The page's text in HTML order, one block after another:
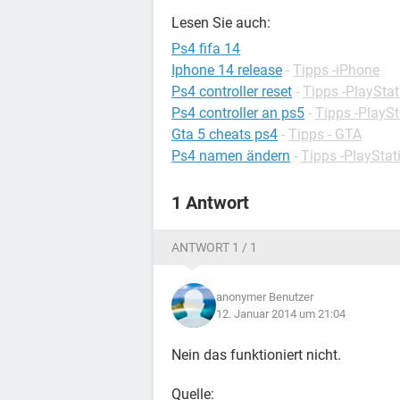
Lesen Sie auch:
Ps4 fifa 14
Iphone 14 release - Tipps -iPhone
Ps4 controller reset - Tipps -
Ps4 controller an ps5 - Tipps -
Gta 5 cheats ps4 - Tipps - GTA
Ps4 namen ändern - Tipps -
1 Antwort
ANTWORT 1 / 1
anonymer Benutzer
12. Januar 2014 um 21:04
Nein das funktioniert nicht.
Quelle: